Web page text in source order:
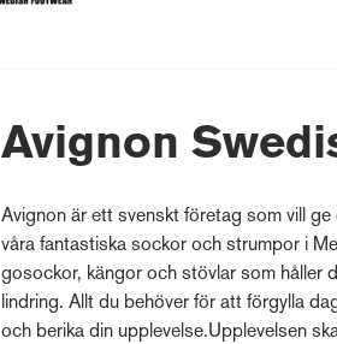
Avignon
Avignon är ett svenskt företag som vill
våra fantastiska sockor och strumpor i
gosockor, kängor och stövlar som håller
lindring. Allt du behöver för att förgylla
och berika din upplevelse.Upplevelsen